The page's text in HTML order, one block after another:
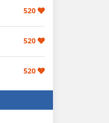
520
520
520